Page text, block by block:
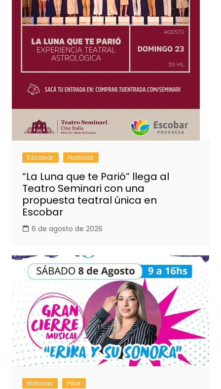
Escobar Noticias
“La Luna que te Parió” llega al
Teatro Seminari con una
propuesta teatral única en
Escobar
6 de agosto de 2026
Noticias Pilar